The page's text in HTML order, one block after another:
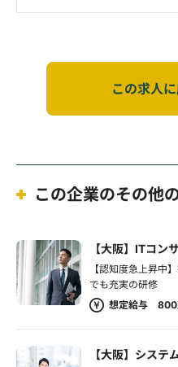
この求人
この企業のその他
【大阪】ITコン
【認知度急上昇中
でも充実の研修
想定給与 800
【大阪】システ